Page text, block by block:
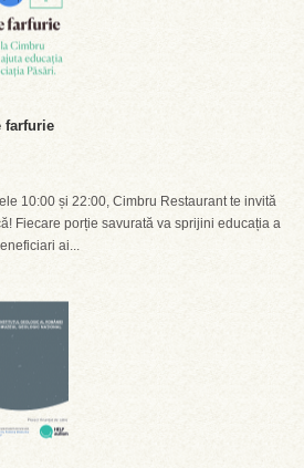
farfurie
10:00 și 22:00, Cimbru Restaurant te invită
Fiecare porție savurată va sprijini educația a
ai...